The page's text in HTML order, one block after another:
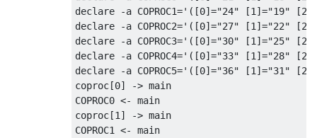
declare -a COPROC1='([0]="24" [1]="19"
declare -a COPROC2='([0]="27" [1]="22"
declare -a COPROC3='([0]="30" [1]="25"
declare -a COPROC4='([0]="33" [1]="28"
declare -a COPROC5='([0]="36" [1]="31"
coproc[0] -> main
COPROC0 <- main
coproc[1] -> main
COPROC1 <- main